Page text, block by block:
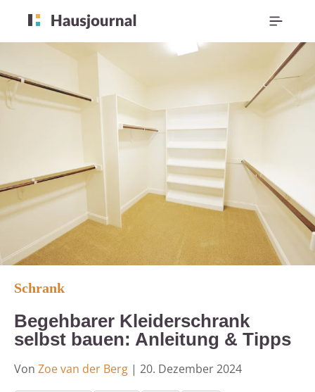
Schrank
Begehbarer Kleiderschrank
selbst bauen: Anleitung & Tipps
Von Zoe van der Berg | 20. Dezember 2024